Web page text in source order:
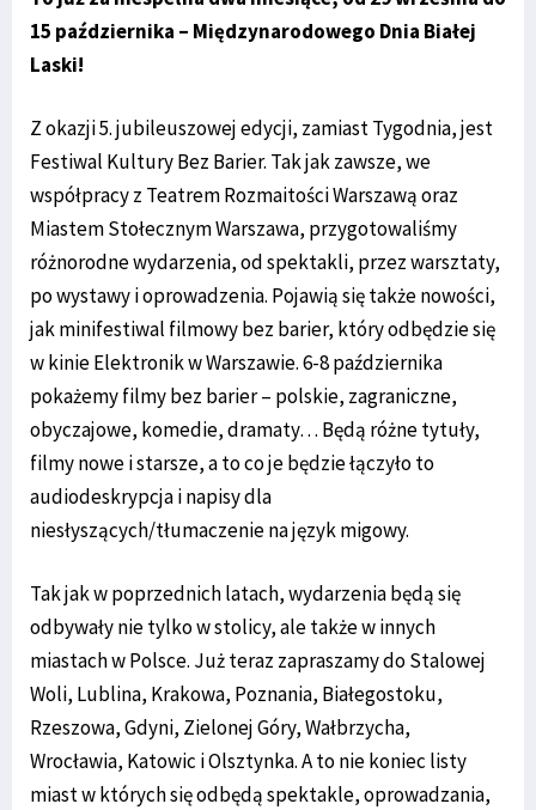
15 października – Międzynarodowego Dnia Białej
Laski!
Z okazji 5. jubileuszowej edycji, zamiast Tygodnia, jest
Festiwal Kultury Bez Barier. Tak jak zawsze, we
współpracy z Teatrem Rozmaitości Warszawą oraz
Miastem Stołecznym Warszawa, przygotowaliśmy
różnorodne wydarzenia, od spektakli, przez warsztaty,
po wystawy i oprowadzenia. Pojawią się także nowości,
jak minifestiwal filmowy bez barier, który odbędzie się
w kinie Elektronik w Warszawie. 6-8 października
pokażemy filmy bez barier – polskie, zagraniczne,
obyczajowe, komedie, dramaty… Będą różne tytuły,
filmy nowe i starsze, a to co je będzie łączyło to
audiodeskrypcja i napisy dla
niesłyszących/tłumaczenie na język migowy.
Tak jak w poprzednich latach, wydarzenia będą się
odbywały nie tylko w stolicy, ale także w innych
miastach w Polsce. Już teraz zapraszamy do Stalowej
Woli, Lublina, Krakowa, Poznania, Białegostoku,
Rzeszowa, Gdyni, Zielonej Góry, Wałbrzycha,
Wrocławia, Katowic i Olsztynka. A to nie koniec listy
miast w których się odbędą spektakle, oprowadzania,